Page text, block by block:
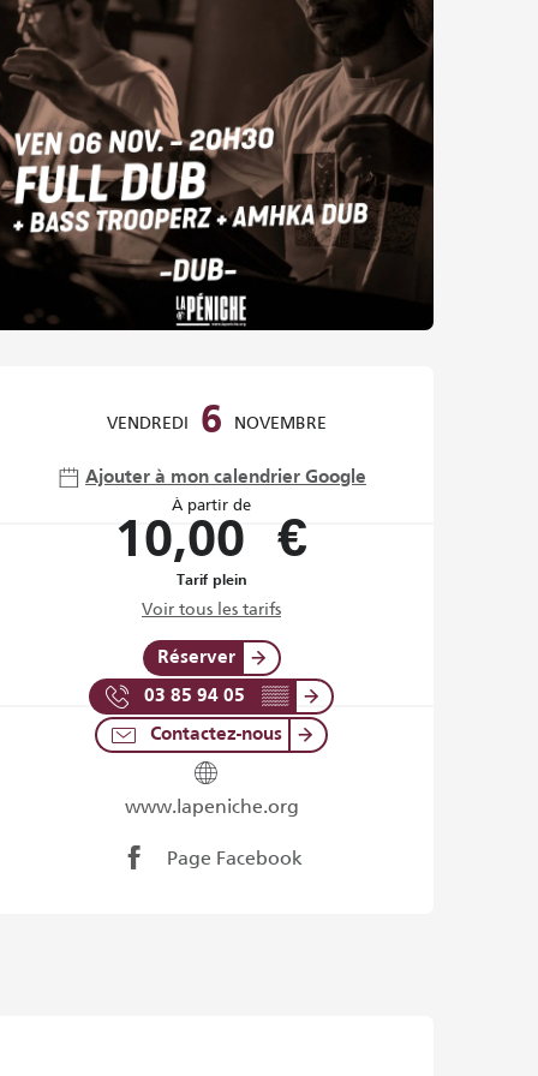
Ouverture et coordonnées
VENDREDI 6 NOVEMBRE
Ajouter à mon calendrier Google
À partir de
10,00 €
Tarif plein
Voir tous les tarifs
Réserver
03 85 94 05 ▒▒
Contactez-nous
www.lapeniche.org
Page Facebook